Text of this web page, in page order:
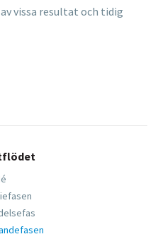
vissa resultat och tidig